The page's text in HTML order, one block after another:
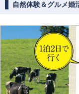
自然体験＆グルメ婚